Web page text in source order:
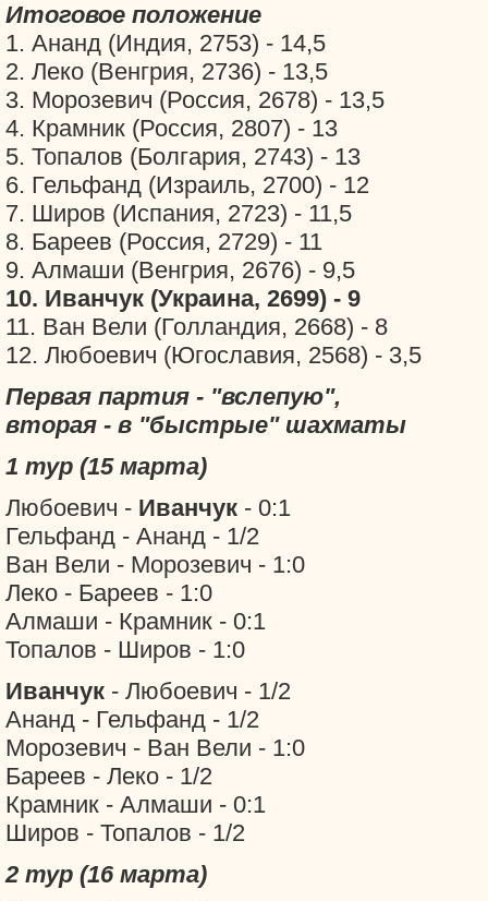
Итоговое положение
1. Ананд (Индия, 2753) - 14,5
2. Леко (Венгрия, 2736) - 13,5
3. Морозевич (Россия, 2678) - 13,5
4. Крамник (Россия, 2807) - 13
5. Топалов (Болгария, 2743) - 13
6. Гельфанд (Израиль, 2700) - 12
7. Широв (Испания, 2723) - 11,5
8. Бареев (Россия, 2729) - 11
9. Алмаши (Венгрия, 2676) - 9,5
10. Иванчук (Украина, 2699) - 9
11. Ван Вели (Голландия, 2668) - 8
12. Любоевич (Югославия, 2568) - 3,5
Первая партия - "вслепую",
вторая - в "быстрые" шахматы
1 тур (15 марта)
Любоевич - Иванчук - 0:1
Гельфанд - Ананд - 1/2
Ван Вели - Морозевич - 1:0
Леко - Бареев - 1:0
Алмаши - Крамник - 0:1
Топалов - Широв - 1:0
Иванчук - Любоевич - 1/2
Ананд - Гельфанд - 1/2
Морозевич - Ван Вели - 1:0
Бареев - Леко - 1/2
Крамник - Алмаши - 0:1
Широв - Топалов - 1/2
2 тур (16 марта)